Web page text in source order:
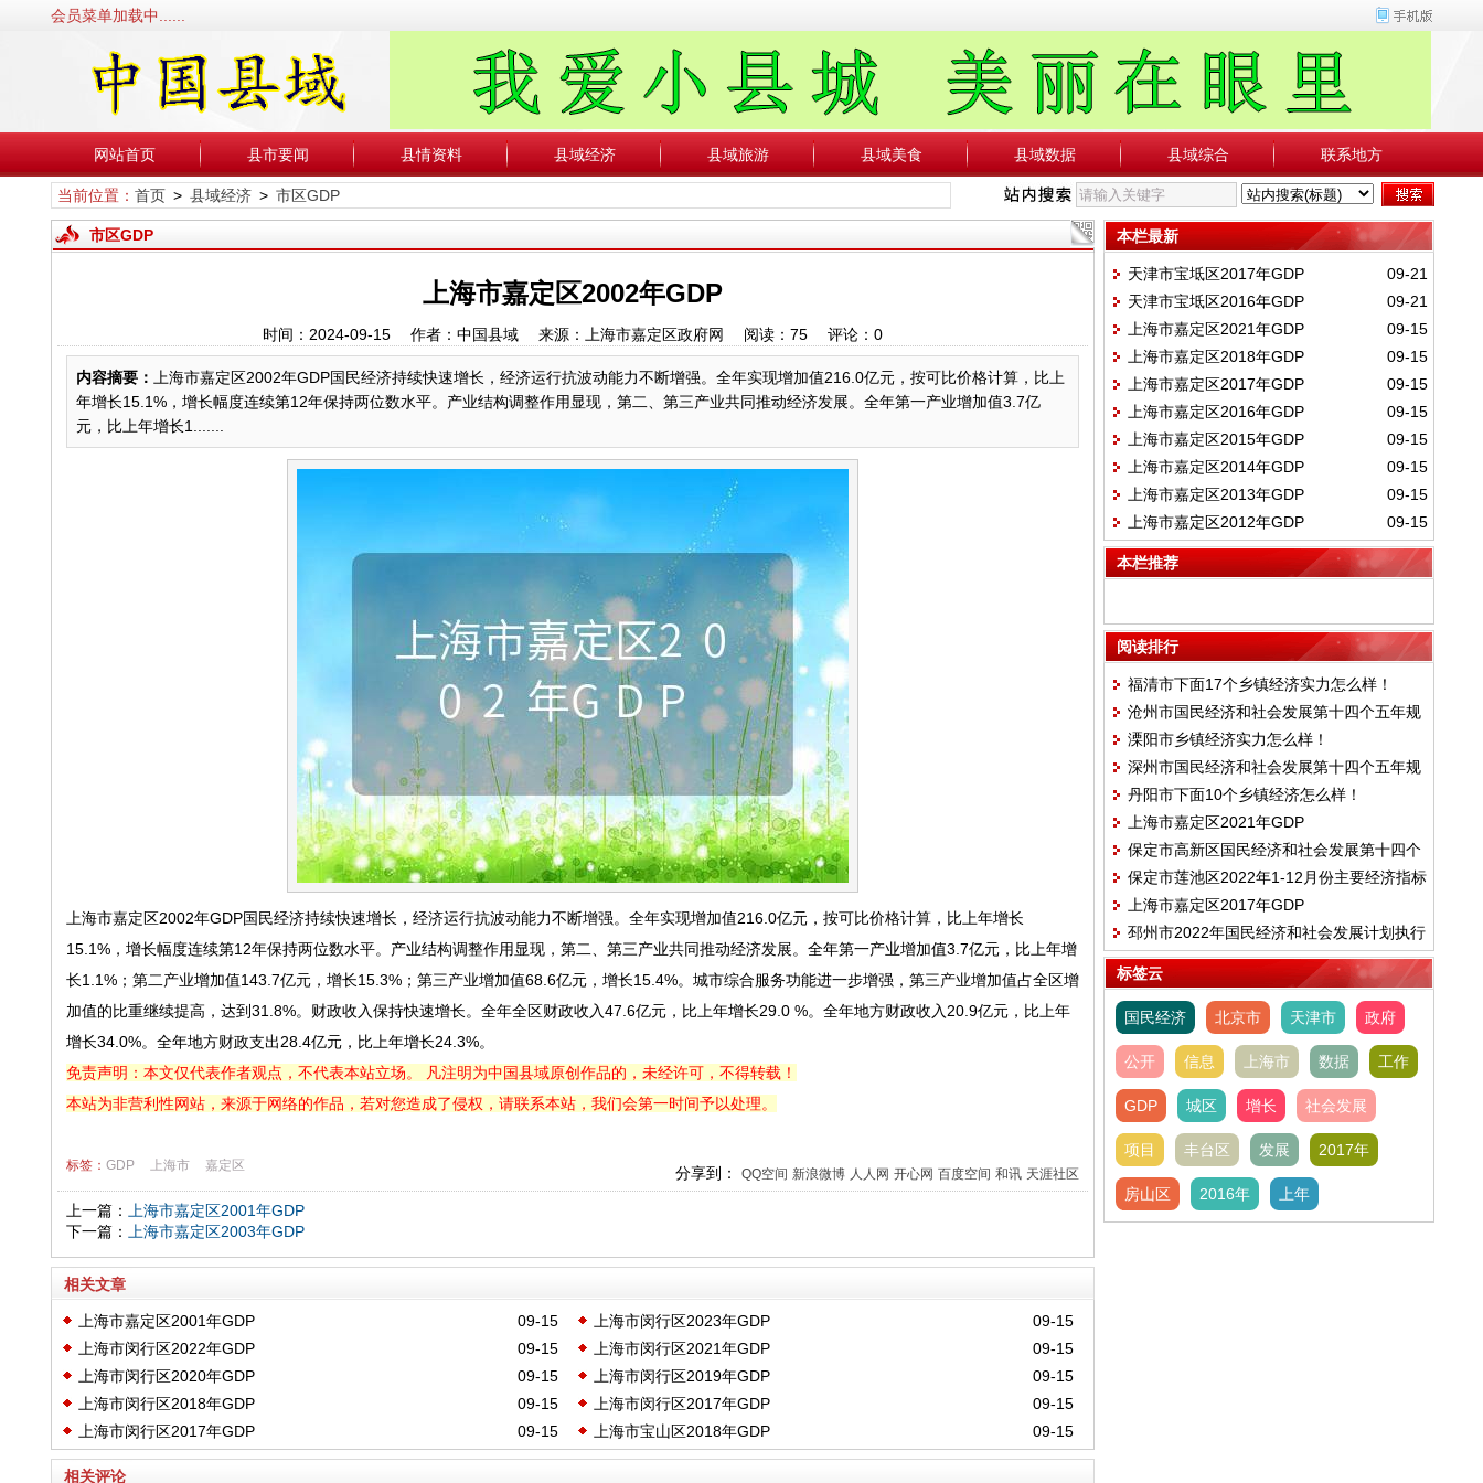
会员菜单加载中......
网站首页 县市要闻 县情资料 县域经济 县域旅游 县域美食 县域数据 县域综合 联系地方
当前位置： 首页> 县域经济> 市区GDP
市区GDP
上海市嘉定区2002年GDP
时间：2024-09-15 作者：中国县域 来源：上海市嘉定区政府网 阅读： 75评论： 0
内容摘要：
上海市嘉定区2002年GDP国民经济持续快速增长，经济运行抗波动能力不断增强。全年实现增加值216.0亿元，按可比价格计算，比上
年增长15.1%，增长幅度连续第12年保持两位数水平。产业结构调整作用显现，第二、第三产业共同推动经济发展。全年第一产业增加值3.7亿
元，比上年增长1.......
上海市嘉定区2002年GDP国民经济持续快速增长，经济运行抗波动能力不断增强。全年实现增加值216.0亿元，按可比价格计算，比上年增长
15.1%，增长幅度连续第12年保持两位数水平。产业结构调整作用显现，第二、第三产业共同推动经济发展。全年第一产业增加值3.7亿元，比上年增
长1.1%；第二产业增加值143.7亿元，增长15.3%；第三产业增加值68.6亿元，增长15.4%。城市综合服务功能进一步增强，第三产业增加值占全区增
加值的比重继续提高，达到31.8%。财政收入保持快速增长。全年全区财政收入47.6亿元，比上年增长29.0 %。全年地方财政收入20.9亿元，比上年
增长34.0%。全年地方财政支出28.4亿元，比上年增长24.3%。
免责声明：本文仅代表作者观点，不代表本站立场。 凡注明为中国县域原创作品的，未经许可，不得转载！
本站为非营利性网站，来源于网络的作品，若对您造成了侵权，请联系本站，我们会第一时间予以处理。
标签： GDP 上海市 嘉定区 分享到： QQ空间 新浪微博 人人网 开心网 百度空间 和讯 天涯社区
上一篇：
上海市嘉定区2001年GDP
下一篇：
上海市嘉定区2003年GDP
相关文章
09-15
上海市嘉定区2001年GDP 09-15
上海市闵行区2023年GDP
09-15
上海市闵行区2022年GDP 09-15
上海市闵行区2021年GDP
09-15
上海市闵行区2020年GDP 09-15
上海市闵行区2019年GDP
09-15
上海市闵行区2018年GDP 09-15
上海市闵行区2017年GDP
09-15
上海市闵行区2017年GDP 09-15
上海市宝山区2018年GDP
相关评论
本栏最新
09-21
天津市宝坻区2017年GDP
09-21
天津市宝坻区2016年GDP
09-15
上海市嘉定区2021年GDP
09-15
上海市嘉定区2018年GDP
09-15
上海市嘉定区2017年GDP
09-15
上海市嘉定区2016年GDP
09-15
上海市嘉定区2015年GDP
09-15
上海市嘉定区2014年GDP
09-15
上海市嘉定区2013年GDP
09-15
上海市嘉定区2012年GDP
本栏推荐
阅读排行
福清市下面17个乡镇经济实力怎么样！
沧州市国民经济和社会发展第十四个五年规
划和二〇三五年远景目标纲要
溧阳市乡镇经济实力怎么样！
深州市国民经济和社会发展第十四个五年规
划和二〇三五年远景目标 纲要
丹阳市下面10个乡镇经济怎么样！
上海市嘉定区2021年GDP
保定市高新区国民经济和社会发展第十四个
五年规划和 二〇三五年远景目标纲要
保定市莲池区2022年1-12月份主要经济指标
完成情况
上海市嘉定区2017年GDP
邳州市2022年国民经济和社会发展计划执行
情况与2023年国民经济和社会发展计划草案
的报告
标签云
国民经济 北京市 天津市 政府
公开 信息 上海市 数据 工作
GDP 城区 增长 社会发展
项目 丰台区 发展 2017年
房山区 2016年 上年